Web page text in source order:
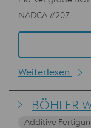
NADCA #207
Weiterlesen
BÖHLER
Additive